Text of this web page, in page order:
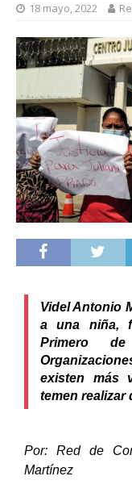
18 mayo, 2022
Videl Antonio
a una niña,
Primero
existen más
temen realizar
Por: Red de
Martínez